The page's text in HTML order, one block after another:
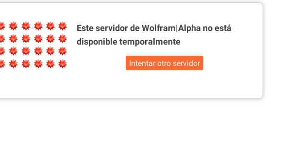
Este servidor de Wolfram|Alpha no está
disponible temporalmente
Intentar otro servidor